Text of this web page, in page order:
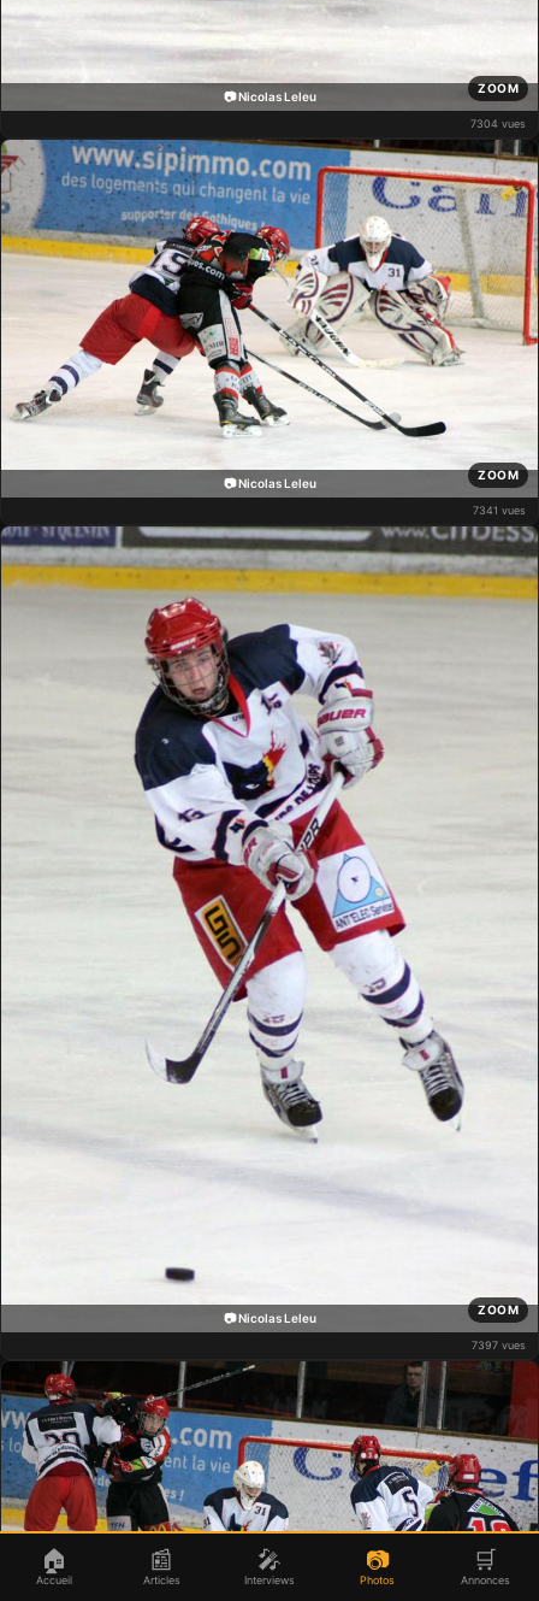
📷 Nicolas Leleu
ZOOM
7304 vues
📷 Nicolas Leleu
ZOOM
7341 vues
📷 Nicolas Leleu
ZOOM
7397 vues
🏠
Accueil
📰
Articles
🎤
Interviews
📷
Photos
🛒
Annonces